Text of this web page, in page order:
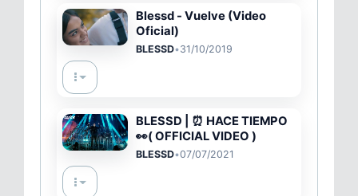
Blessd - Vuelve (Video
Oficial)
BLESSD•31/10/2019
BLESSD | ⏰ HACE TIEMPO
👀( OFFICIAL VIDEO )
BLESSD•07/07/2021